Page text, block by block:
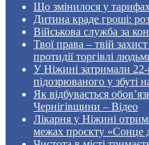
Що змінилося у
Дитина краде гроші:
Військова служба за
Твої права – твій
протидії торгівлі
У Ніжині затримали
підозрюваного у збуті
Як відбувається
Чернігівщини – Відео
Лікарня у Ніжині
межах проєкту «Сонце